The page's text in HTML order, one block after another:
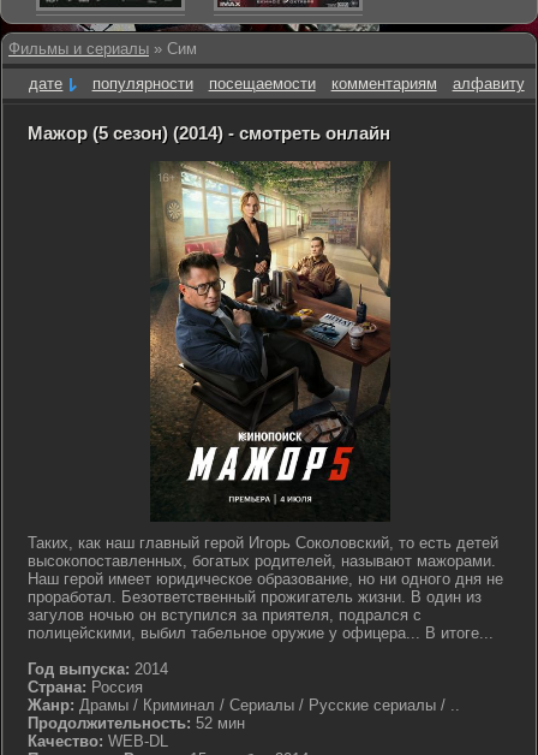
Фильмы и сериалы » Сим
дате
популярности посещаемости комментариям алфавиту
Мажор (5 сезон) (2014) - смотреть онлайн
Таких, как наш главный герой Игорь Соколовский, то есть детей
высокопоставленных, богатых родителей, называют мажорами.
Наш герой имеет юридическое образование, но ни одного дня не
проработал. Безответственный прожигатель жизни. В один из
загулов ночью он вступился за приятеля, подрался с
полицейскими, выбил табельное оружие у офицера... В итоге...
Год выпуска: 2014
Страна: Россия
Жанр: Драмы / Криминал / Сериалы / Русские сериалы / ..
Продолжительность: 52 мин
Качество: WEB-DL